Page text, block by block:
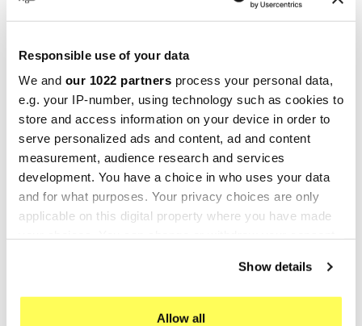
Responsible use of your data
We and our 1022 partners process your personal data,
e.g. your IP-number, using technology such as cookies to
store and access information on your device in order to
serve personalized ads and content, ad and content
measurement, audience research and services
development. You have a choice in who uses your data
and for what purposes. Your privacy choices are only
applicable on this digital property where you have made
If you allow, we would also like to:
Show details
Allow all
RATING
ATV.39.5
Linea homologada GPR para Artic Cat 700
2012>2014.
Es un kit listo para ser instalado. No se requieren
modificaciones.
Se reemplaza directamente sin ninguna
El catalizador no está incluido en el kit.
Made in Italy 100%.